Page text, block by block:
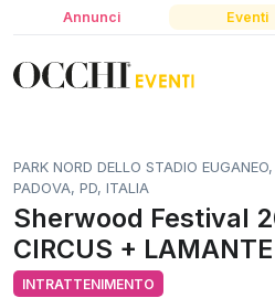
Annunci Eventi
PARK NORD DELLO STADIO
PADOVA, PD, ITALIA
Sherwood Festival
CIRCUS + LAMANTE
INTRATTENIMENTO